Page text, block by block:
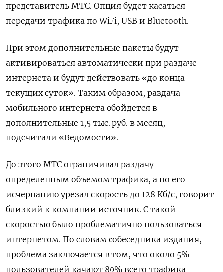
представитель МТС. Опция будет касаться
передачи трафика по WiFi, USB и Bluetooth.
При этом дополнительные пакеты будут
активироваться автоматически при раздаче
интернета и будут действовать «до конца
текущих суток». Таким образом, раздача
мобильного интернета обойдется в
дополнительные 1,5 тыс. руб. в месяц,
подсчитали «Ведомости».
До этого МТС ограничивал раздачу
определенным объемом трафика, а по его
исчерпанию урезал скорость до 128 Кб/с, говорит
близкий к компании источник. С такой
скоростью было проблематично пользоваться
интернетом. По словам собеседника издания,
проблема заключается в том, что около 5%
пользователей качают 80% всего трафика